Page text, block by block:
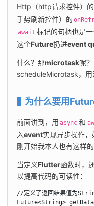
Http（http请求控件）的
手势刷新控件）的
await 标记的句柄也是一
这个Future扔进event
什么？那microtask呢？
scheduleMicrotask，用
为什么要用
前面讲到，用 async 和
入event实现异步操作，
刚开始我本人也有这样的
当定义Flutter函数时，
以提高代码的可读性：
//定义了返回结果值为
Future<String>